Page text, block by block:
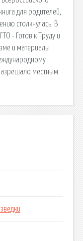
для родителей,
столкнулась. В
- Готов к Труду и
и материалы
местным